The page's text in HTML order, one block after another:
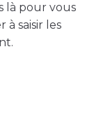
là pour vous
à saisir les